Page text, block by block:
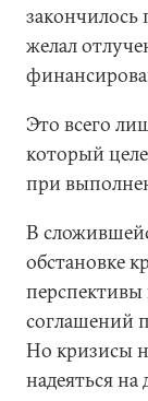
закончилось
желал
Это всего
который
при
В
обстановке
соглашений
Но кризисы
надеяться на